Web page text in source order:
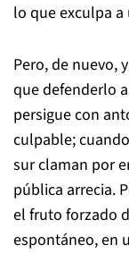
lo que exculpa
Pero, de nuevo,
que defenderlo
persigue con
culpable;
sur claman por
pública arrecia.
el fruto forzado
espontáneo, en